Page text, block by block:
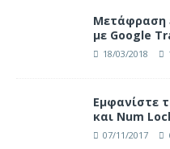
Μετάφραση
με Google
18/03/2018
Eμφανίστε
και Num
07/11/2017